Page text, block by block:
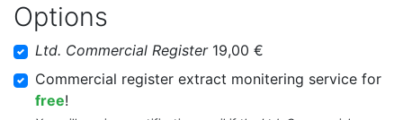
Options
Ltd. Commercial Register19,00 €
Commercial register extract monitering service for
free!